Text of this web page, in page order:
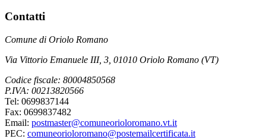
Contatti
Comune di Oriolo Romano
Via Vittorio Emanuele III, 3, 01010 Oriolo Romano (VT)
Codice fiscale: 80004850568
P.IVA: 00213820566
Tel: 0699837144
Fax: 0699837482
Email: postmaster@comuneorioloromano.vt.it
PEC: comuneorioloromano@postemailcertificata.it